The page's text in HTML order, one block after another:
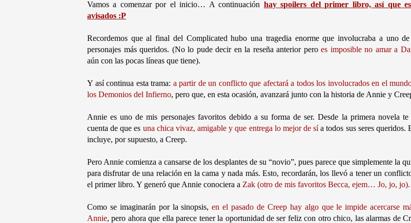
Vamos a comenzar por el inicio… A continuación hay spoilers del primer libro, así que
avisados :P
Recordemos que al final del Complicated hubo una tragedia enorme que involucraba a uno
personajes más queridos. (No lo pude decir en la reseña anterior peroes imposible no amar a
aún con las pocas líneas que tiene).
Y así continua esta trama: a partir de un conflicto que afectará a todos los involucrados en el
los Demonios del Infierno, pero que, en esta ocasión, avanzará junto con la historia de Annie y
Annie es uno de mis personajes favoritos debido a su forma de ser. Desde la primera novela te
cuenta de que es una chica vivaz, amigable y que entrega lo mejor de sía todos sus seres queridos.
incluye, por supuesto, a Creep.
Pero Annie comienza a cansarse de los desplantes de su “novio”, pues parece que simplemente la
para disfrutar de una relación en la cama y nada más. Esto, recordarán, los llevó a tener un
el primer libro. Y generó que Annie conociera a Zak (otro de mis favoritos Becca, ejem… Jo, jo, jo).
Como se imaginarán por la sinopsis, en el pasado de Creep hay algo que le impide acercarse
Annie, pero ahora que ella parece tener la oportunidad de ser feliz con otro chico, las alarmas de